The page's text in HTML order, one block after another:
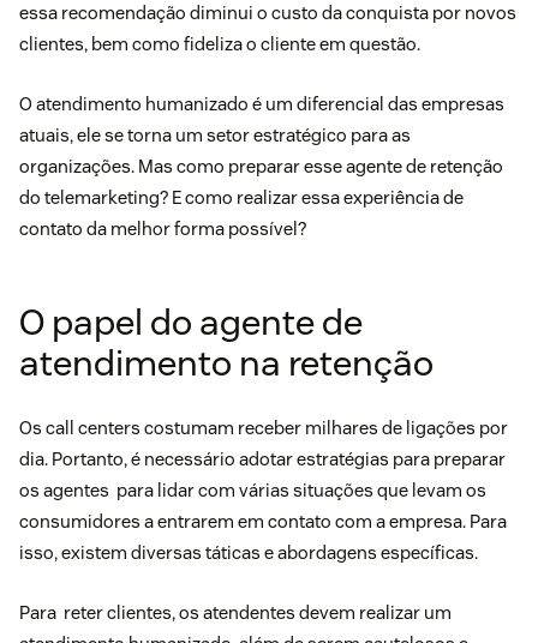
essa recomendação diminui o custo da conquista por novos
clientes, bem como fideliza o cliente em questão.
O atendimento humanizado é um diferencial das empresas
atuais, ele se torna um setor estratégico para as
organizações. Mas como preparar esse agente de retenção
do telemarketing? E como realizar essa experiência de
contato da melhor forma possível?
O papel do agente de
atendimento na retenção
Os call centers costumam receber milhares de ligações por
dia. Portanto, é necessário adotarestratégias para preparar
os agentes para lidar com várias situações que levam os
consumidores a entrarem em contato com a empresa. Para
isso, existem diversas táticas e abordagens específicas.
Para reter clientes, os atendentes devem realizar um